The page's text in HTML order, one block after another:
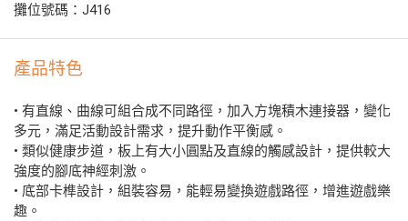
攤位號碼：J416
產品特色
• 有直線、曲線可組合成不同路徑，加入方塊積木連接器，變化
多元，滿足活動設計需求，提升動作平衡感。
• 類似健康步道，板上有大小圓點及直線的觸感設計，提供較大
強度的腳底神經刺激。
• 底部卡榫設計，組裝容易，能輕易變換遊戲路徑，增進遊戲樂
趣。